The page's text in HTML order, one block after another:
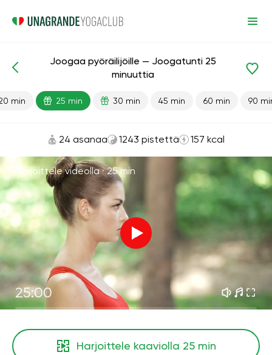
Urheilu
Joogaa pyöräilijöille — Joogatunti 25
minuuttia
min 25 min 30 min 45 min 60 min 90
24 asanaa 1243 pistettä 157 kcal
Harjoittele videolla ·25 min
25:00
Harjoittele kaaviolla 25 min